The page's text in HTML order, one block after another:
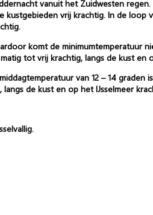
vanuit het Zuidwesten
kustgebieden vrij krachtig. In de loop
komt de minimumtemperatuur
tot vrij krachtig, langs de kust en
van 12 – 14
de kust en op het IJsselmeer